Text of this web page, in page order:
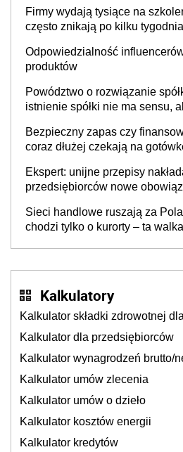
Firmy wydają tysiące na
często znikają po kilku
Odpowiedzialność
produktów
Powództwo o rozwiązanie
istnienie spółki nie ma sensu,
Bezpieczny zapas czy
coraz dłużej czekają na
Ekspert: unijne przepisy
przedsiębiorców nowe
Sieci handlowe ruszają za
chodzi tylko o kurorty – ta
Kalkulatory
Kalkulator składki zdrowotnej
Kalkulator dla przedsiębiorców
Kalkulator wynagrodzeń brutto/
Kalkulator umów zlecenia
Kalkulator umów o dzieło
Kalkulator kosztów energii
Kalkulator kredytów